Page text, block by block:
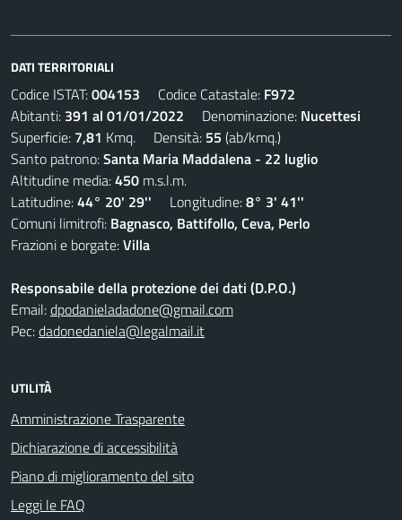
DATI TERRITORIALI
Codice ISTAT:004153 Codice Catastale: F972
Abitanti: 391 al 01/01/2022 Denominazione: Nucettesi
Superficie: 7,81 Kmq. Densità: 55 (ab/kmq.)
Santo patrono:Santa Maria Maddalena - 22 luglio
Altitudine media:450 m.s.l.m.
Latitudine:44° 20' 29'' Longitudine:8° 3' 41''
Comuni limitrofi: Bagnasco, Battifollo, Ceva, Perlo
Frazioni e borgate:Villa
Responsabile della protezione dei dati (D.P.O.)
Email:dpodanieladadone@gmail.com
Pec:dadonedaniela@legalmail.it
UTILITÀ
Amministrazione Trasparente
Dichiarazione di accessibilità
Piano di miglioramento del sito
Leggi le FAQ